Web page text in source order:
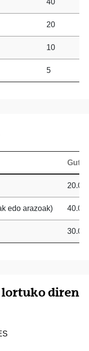
40
20
10
5
20.0
edo arazoak) 40.0
30.0
diren